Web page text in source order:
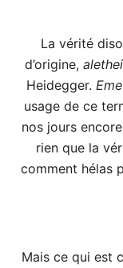
La vérité
d’origine,
Heidegger.
usage de ce
nos jours
rien que la
comment hélas
Mais ce qui est